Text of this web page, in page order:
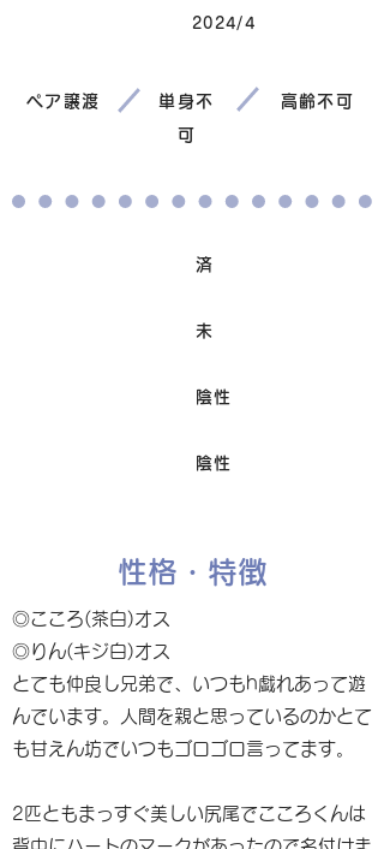
2024/4
ペア譲渡
単身不
可
高齢不可
済
未
陰性
陰性
性格・特徴
◎こころ(茶白)オス
◎りん(キジ白)オス
とても仲良し兄弟で、いつもh戯れあって遊
んでいます。人間を親と思っているのかとて
も甘えん坊でいつもゴロゴロ言ってます。
2匹ともまっすぐ美しい尻尾でこころくんは